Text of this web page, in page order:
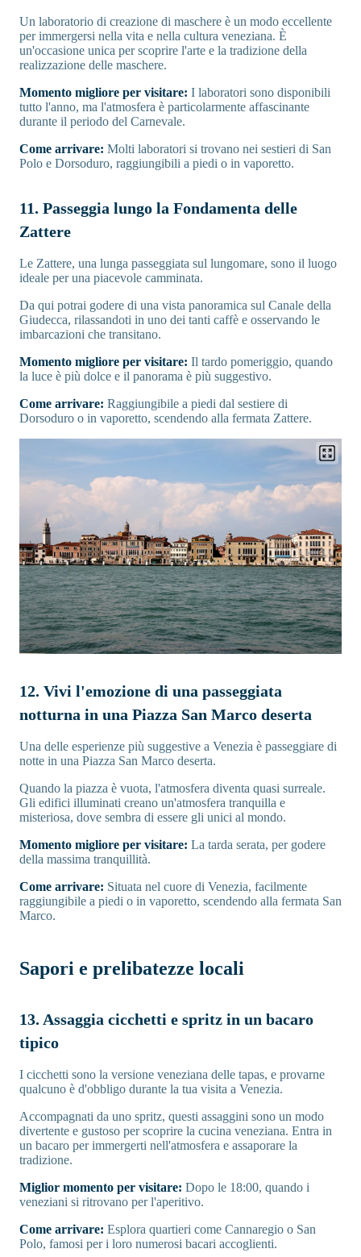
Un laboratorio di creazione di maschere è un modo eccellente
per immergersi nella vita e nella cultura veneziana. È
un'occasione unica per scoprire l'arte e la tradizione della
realizzazione delle maschere.
Momento migliore per visitare: I laboratori sono disponibili
tutto l'anno, ma l'atmosfera è particolarmente affascinante
durante il periodo del Carnevale.
Come arrivare: Molti laboratori si trovano nei sestieri di San
Polo e Dorsoduro, raggiungibili a piedi o in vaporetto.
11. Passeggia lungo la Fondamenta delle
Zattere
Le Zattere, una lunga passeggiata sul lungomare, sono il luogo
ideale per una piacevole camminata.
Da qui potrai godere di una vista panoramica sul Canale della
Giudecca, rilassandoti in uno dei tanti caffè e osservando le
imbarcazioni che transitano.
Momento migliore per visitare: Il tardo pomeriggio, quando
la luce è più dolce e il panorama è più suggestivo.
Come arrivare: Raggiungibile a piedi dal sestiere di
Dorsoduro o in vaporetto, scendendo alla fermata Zattere.
12. Vivi l'emozione di una passeggiata
notturna in una Piazza San Marco deserta
Una delle esperienze più suggestive a Venezia è passeggiare di
notte in una Piazza San Marco deserta.
Quando la piazza è vuota, l'atmosfera diventa quasi surreale.
Gli edifici illuminati creano un'atmosfera tranquilla e
misteriosa, dove sembra di essere gli unici al mondo.
Momento migliore per visitare: La tarda serata, per godere
della massima tranquillità.
Come arrivare: Situata nel cuore di Venezia, facilmente
raggiungibile a piedi o in vaporetto, scendendo alla fermata San
Marco.
Sapori e prelibatezze locali
13. Assaggia cicchetti e spritz in un bacaro
tipico
I cicchetti sono la versione veneziana delle tapas, e provarne
qualcuno è d'obbligo durante la tua visita a Venezia.
Accompagnati da uno spritz, questi assaggini sono un modo
divertente e gustoso per scoprire la cucina veneziana. Entra in
un bacaro per immergerti nell'atmosfera e assaporare la
tradizione.
Miglior momento per visitare: Dopo le 18:00, quando i
veneziani si ritrovano per l'aperitivo.
Come arrivare: Esplora quartieri come Cannaregio o San
Polo, famosi per i loro numerosi bacari accoglienti.